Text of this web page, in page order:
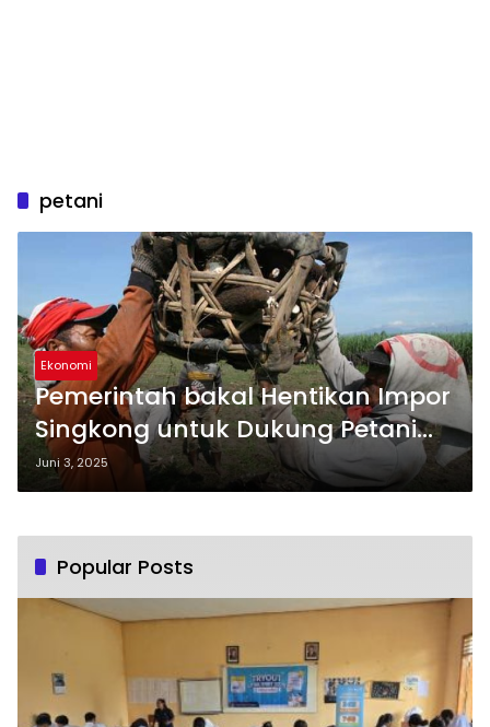
petani
Ekonomi
Pemerintah bakal Hentikan Impor
Singkong untuk Dukung Petani
dan Industri Dalam Negeri
Juni 3, 2025
Popular Posts